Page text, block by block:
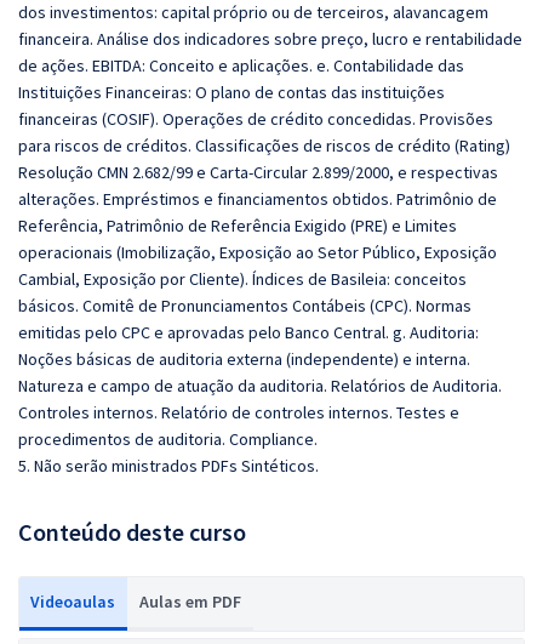
dos investimentos: capital próprio ou de terceiros, alavancagem
financeira. Análise dos indicadores sobre preço, lucro e rentabilidade
de ações. EBITDA: Conceito e aplicações. e. Contabilidade das
Instituições Financeiras: O plano de contas das instituições
financeiras (COSIF). Operações de crédito concedidas. Provisões
para riscos de créditos. Classificações de riscos de crédito (Rating)
Resolução CMN 2.682/99 e Carta-Circular 2.899/2000, e respectivas
alterações. Empréstimos e financiamentos obtidos. Patrimônio de
Referência, Patrimônio de Referência Exigido (PRE) e Limites
operacionais (Imobilização, Exposição ao Setor Público, Exposição
Cambial, Exposição por Cliente). Índices de Basileia: conceitos
básicos. Comitê de Pronunciamentos Contábeis (CPC). Normas
emitidas pelo CPC e aprovadas pelo Banco Central. g. Auditoria:
Noções básicas de auditoria externa (independente) e interna.
Natureza e campo de atuação da auditoria. Relatórios de Auditoria.
Controles internos. Relatório de controles internos. Testes e
procedimentos de auditoria. Compliance.
5. Não serão ministrados PDFs Sintéticos.
Conteúdo deste curso
Videoaulas Aulas em PDF